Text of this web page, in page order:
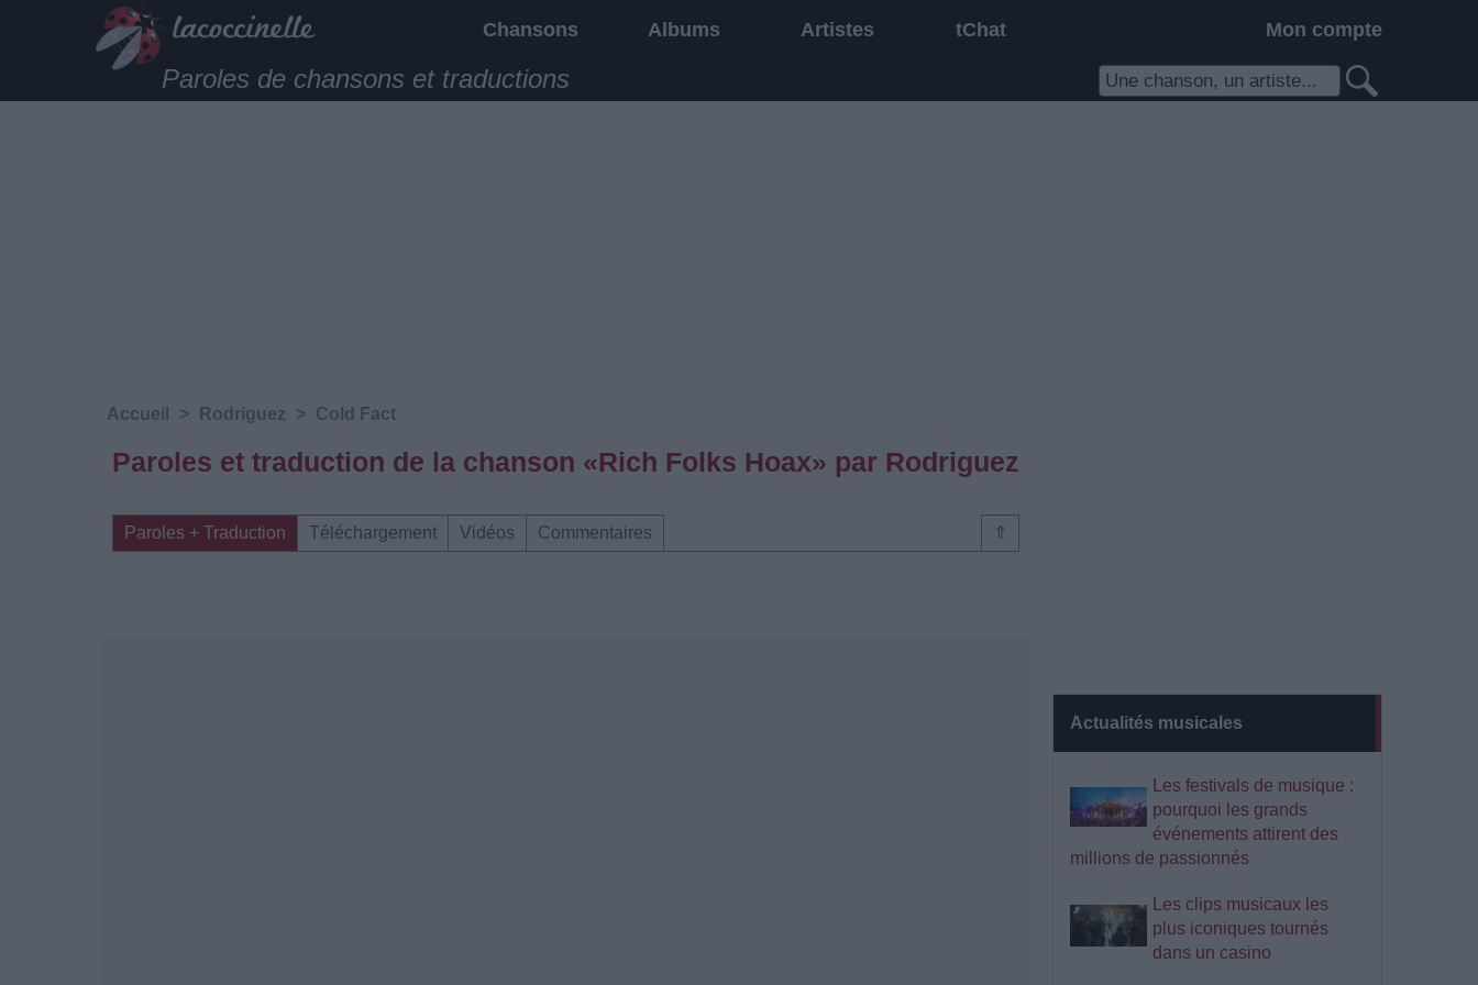
Chansons Albums Artistes tChat Mon compte
Paroles de chansons et traductions
Actualités musicales
Les festivals de musique :
pourquoi les grands
événements attirent des
millions de passionnés
Les clips musicaux les
plus iconiques tournés
dans un casino
Accueil > Rodriguez > Cold Fact
Paroles et traduction de la chanson «Rich Folks Hoax» par Rodriguez
⇑
Paroles + Traduction Téléchargement Vidéos Commentaires